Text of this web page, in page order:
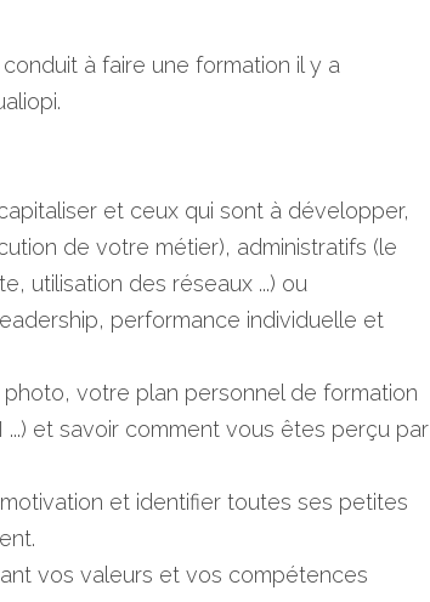
à faire une formation il y a
et ceux qui sont à développer,
de votre métier), administratifs (le
utilisation des réseaux ...) ou
performance individuelle et
votre plan personnel de formation
et savoir comment vous êtes perçu par
et identifier toutes ses petites
vos valeurs et vos compétences